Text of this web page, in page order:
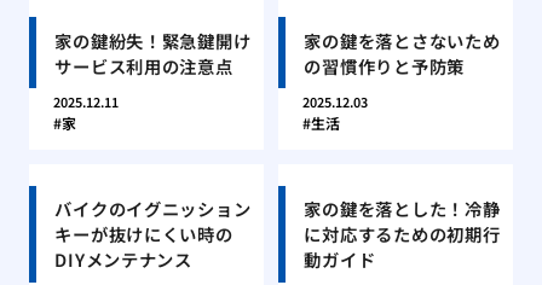
家の鍵紛失！緊急鍵開け
サービス利用の注意点
2025.12.11
家
家の鍵を落とさないため
の習慣作りと予防策
2025.12.03
生活
バイクのイグニッション
キーが抜けにくい時の
DIYメンテナンス
家の鍵を落とした！冷静
に対応するための初期行
動ガイド